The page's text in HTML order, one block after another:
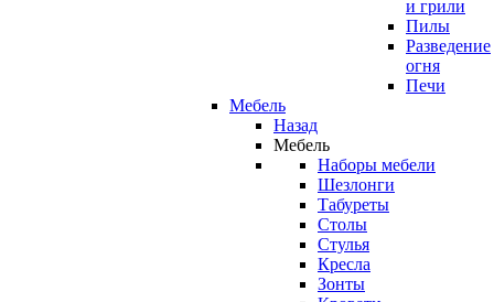
и грили
Пилы
Разведение
огня
Печи
Мебель
Назад
Мебель
Наборы мебели
Шезлонги
Табуреты
Столы
Стулья
Кресла
Зонты